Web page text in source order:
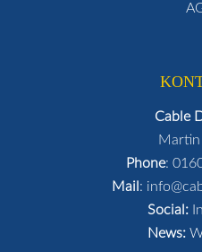
Cable
Martin
Phone:
Mail :
Social:
News: